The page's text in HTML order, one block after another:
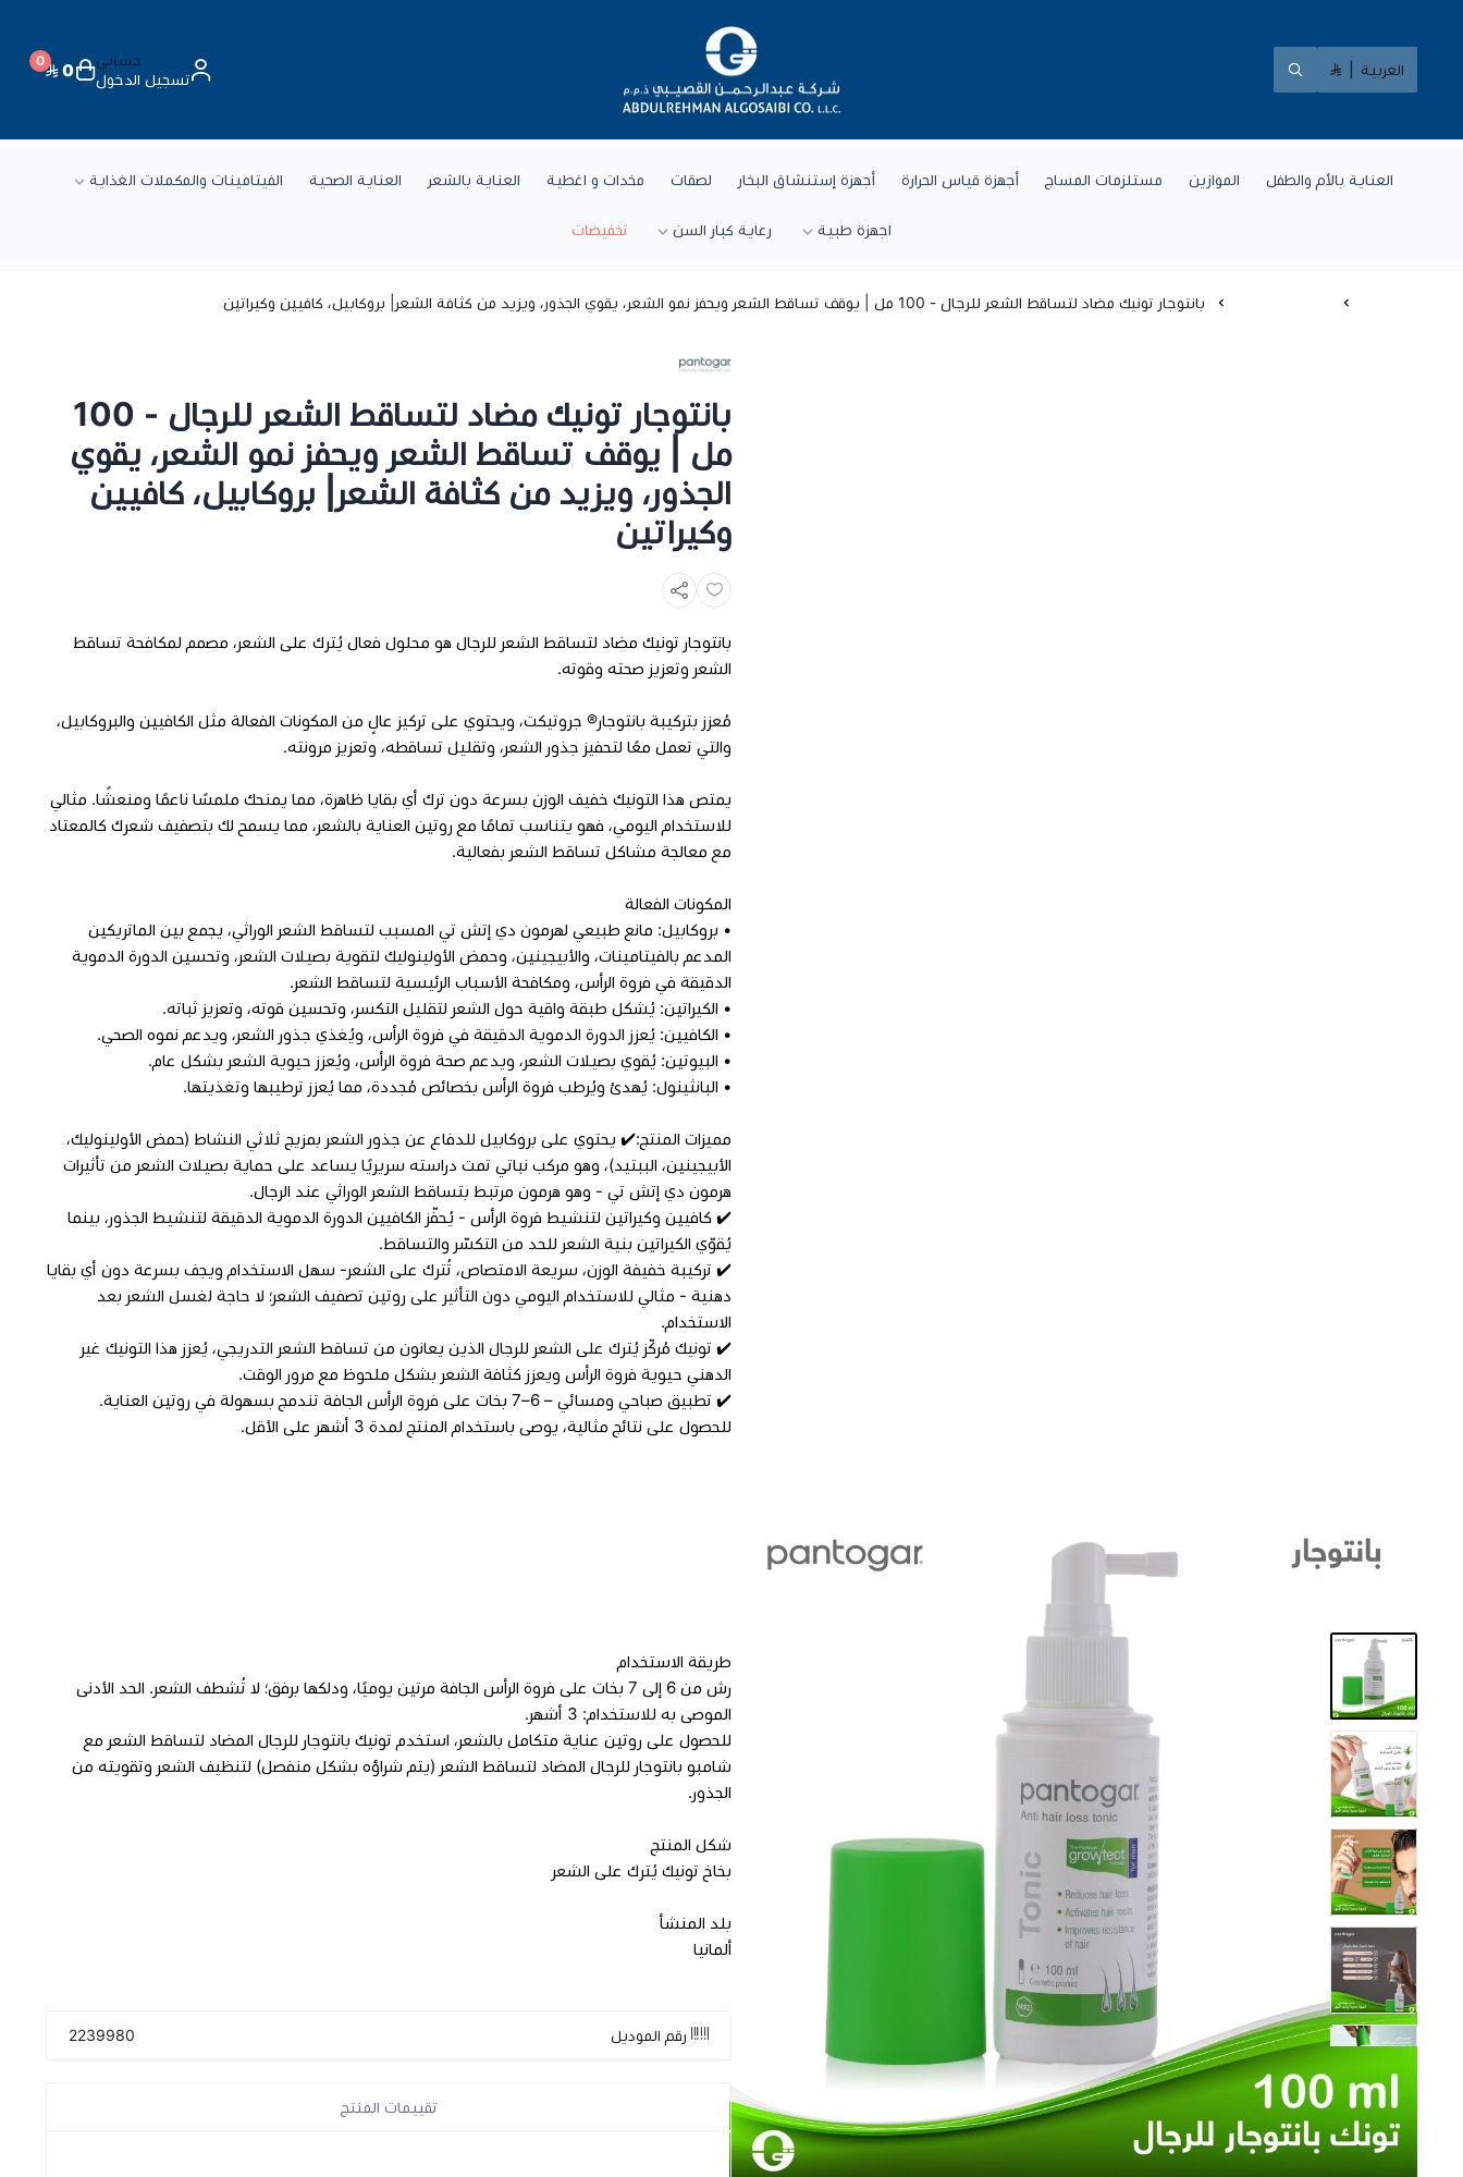
العربية
شركة عبد الرحمن القصيبي للتجارة العامة
حسابي
تسجيل الدخول
0
0
العناية بالأم والطفل الموازين مستلزمات المساج أجهزة قياس الحرارة أجهزة إستنشاق البخار لصقات مخدات و اغطية العناية بالشعر العناية الصحية الفيتامينات والمكملات الغذاية
اجهزة طبية رعاية كبار السن تخفيضات
بانتوجار تونيك مضاد لتساقط الشعر للرجال - 100 مل | يوقف تساقط الشعر ويحفز نمو الشعر، يقوي الجذور، ويزيد من كثافة الشعر| بروكابيل، كافيين وكيراتين
بانتوجار تونيك مضاد لتساقط الشعر للرجال - 100
مل | يوقف تساقط الشعر ويحفز نمو الشعر، يقوي
الجذور، ويزيد من كثافة الشعر| بروكابيل، كافيين
وكيراتين
بانتوجار تونيك مضاد لتساقط الشعر للرجال هو محلول فعال يُترك على الشعر، مصمم لمكافحة تساقط
الشعر وتعزيز صحته وقوته.
مُعزز بتركيبة بانتوجار® جروتيكت، ويحتوي على تركيز عالٍ من المكونات الفعالة مثل الكافيين والبروكابيل،
والتي تعمل معًا لتحفيز جذور الشعر، وتقليل تساقطه، وتعزيز مرونته.
يمتص هذا التونيك خفيف الوزن بسرعة دون ترك أي بقايا ظاهرة، مما يمنحك ملمسًا ناعمًا ومنعشًا. مثالي
للاستخدام اليومي، فهو يتناسب تمامًا مع روتين العناية بالشعر، مما يسمح لك بتصفيف شعرك كالمعتاد
مع معالجة مشاكل تساقط الشعر بفعالية.
المكونات الفعالة
• بروكابيل: مانع طبيعي لهرمون دي إتش تي المسبب لتساقط الشعر الوراثي، يجمع بين الماتريكين
المدعم بالفيتامينات، والأبيجينين، وحمض الأولينوليك لتقوية بصيلات الشعر، وتحسين الدورة الدموية
الدقيقة في فروة الرأس، ومكافحة الأسباب الرئيسية لتساقط الشعر.
• الكيراتين: يُشكل طبقة واقية حول الشعر لتقليل التكسر، وتحسين قوته، وتعزيز ثباته.
• الكافيين: يُعزز الدورة الدموية الدقيقة في فروة الرأس، ويُغذي جذور الشعر، ويدعم نموه الصحي.
• البيوتين: يُقوي بصيلات الشعر، ويدعم صحة فروة الرأس، ويُعزز حيوية الشعر بشكل عام.
• البانثينول: يُهدئ ويُرطب فروة الرأس بخصائص مُجددة، مما يُعزز ترطيبها وتغذيتها.
مميزات المنتج:✔️ يحتوي على بروكابيل للدفاع عن جذور الشعر بمزيج ثلاثي النشاط (حمض الأولينوليك،
الأبيجينين، الببتيد)، وهو مركب نباتي تمت دراسته سريريًا يساعد على حماية بصيلات الشعر من تأثيرات
هرمون دي إتش تي - وهو هرمون مرتبط بتساقط الشعر الوراثي عند الرجال.
✔️ كافيين وكيراتين لتنشيط فروة الرأس - يُحفّز الكافيين الدورة الدموية الدقيقة لتنشيط الجذور، بينما
يُقوّي الكيراتين بنية الشعر للحد من التكسّر والتساقط.
✔️ تركيبة خفيفة الوزن، سريعة الامتصاص، تُترك على الشعر- سهل الاستخدام ويجف بسرعة دون أي بقايا
دهنية - مثالي للاستخدام اليومي دون التأثير على روتين تصفيف الشعر؛ لا حاجة لغسل الشعر بعد
الاستخدام.
✔️ تونيك مُركّز يُترك على الشعر للرجال الذين يعانون من تساقط الشعر التدريجي، يُعزز هذا التونيك غير
الدهني حيوية فروة الرأس ويعزز كثافة الشعر بشكل ملحوظ مع مرور الوقت.
✔️ تطبيق صباحي ومسائي – 6–7 بخات على فروة الرأس الجافة تندمج بسهولة في روتين العناية.
للحصول على نتائج مثالية، يوصى باستخدام المنتج لمدة 3 أشهر على الأقل.
طريقة الاستخدام
رش من 6 إلى 7 بخات على فروة الرأس الجافة مرتين يوميًا، ودلكها برفق؛ لا تُشطف الشعر. الحد الأدنى
الموصى به للاستخدام: 3 أشهر.
للحصول على روتين عناية متكامل بالشعر، استخدم تونيك بانتوجار للرجال المضاد لتساقط الشعر مع
شامبو بانتوجار للرجال المضاد لتساقط الشعر (يتم شراؤه بشكل منفصل) لتنظيف الشعر وتقويته من
الجذور.
شكل المنتج
بخاخ تونيك يُترك على الشعر
بلد المنشأ
ألمانيا
رقم الموديل 2239980
تقييمات المنتج